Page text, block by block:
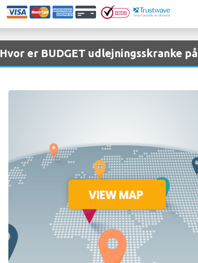
Hvor er BUDGET udlejningsskranke